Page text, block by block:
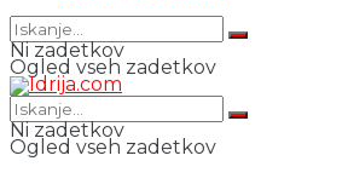
Ni zadetkov
Ogled vseh zadetkov
Ni zadetkov
Ogled vseh zadetkov